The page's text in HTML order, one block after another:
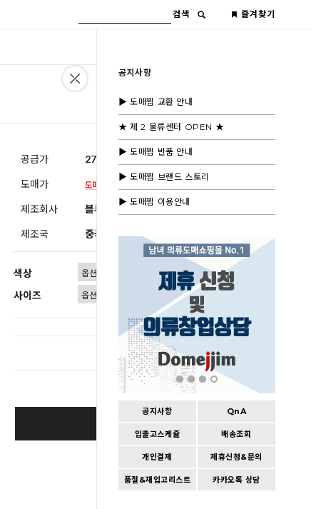
검색 즐겨찾기
공지사항
▶ 도매찜 교환 안내
★ 제 2 물류센터 OPEN ★
▶ 도매찜 반품 안내
▶ 도매찜 브랜드 스토리
▶ 도매찜 이용안내
공지사항 QnA
입출고스케쥴 배송조회
개인결제 제휴신청&문의
품절&재입고리스트 카카오톡 상담
공급가 27,600원(부가세별도)
도매가
제조회사 블루모드제휴사
제조국 중국
색상
사이즈
Wishlist